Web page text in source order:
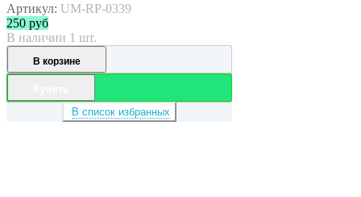
Артикул: UM-RP-0339
250 руб
В наличии 1 шт.
В корзине
В список избранных